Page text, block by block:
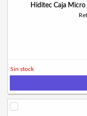
Hiditec Caja
Sin stock